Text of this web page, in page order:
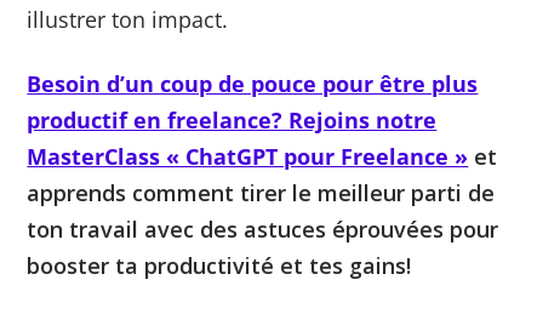
illustrer ton impact.
Besoin d’un coup de pouce pour être plus
productif en freelance? Rejoins notre
MasterClass « ChatGPT pour Freelance » et
apprends comment tirer le meilleur parti de
ton travail avec des astuces éprouvées pour
booster ta productivité et tes gains!